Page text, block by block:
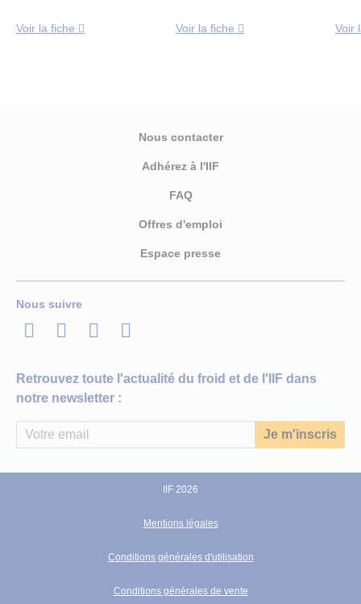
Voir la fiche Voir la fiche Voir
Nous contacter
Adhérez à l'IIF
FAQ
Offres d'emploi
Espace presse
Nous suivre
LinkedInTwitterFacebook
Youtube
Retrouvez toute l'actualité du froid et de l'IIF dans
notre newsletter :
IIF 2026
Mentions légales
Conditions générales d'utilisation
Conditions générales de vente